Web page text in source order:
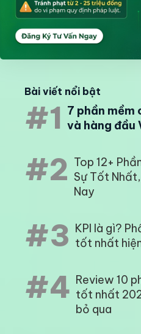
Bài viết nổi bật
#1 7 phần mềm
và hàng đầu
#2 Top 12+
Sự Tốt Nhất,
Nay
#3 KPI là gì?
tốt nhất
#4 Review 10
tốt nhất
bỏ qua